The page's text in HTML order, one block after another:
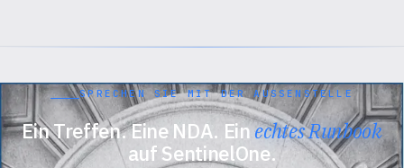
SPRECHEN SIE MIT DER AUSSENSTELLE
Ein Treffen. Eine NDA. Einechtes Runbook
auf SentinelOne.